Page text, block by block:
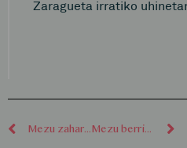
Zaragueta irratiko
Mezu zaharragoak Mezu berriagoak